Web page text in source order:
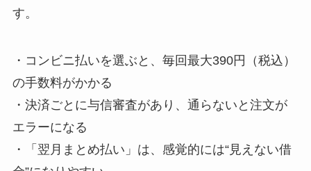
す。
・コンビニ払いを選ぶと、毎回最大390円（税込）
の手数料がかかる
・決済ごとに与信審査があり、通らないと注文が
エラーになる
・「翌月まとめ払い」は、感覚的には“見えない借